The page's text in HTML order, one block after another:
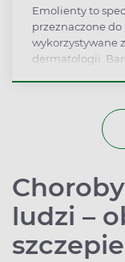
Emolienty to
przeznaczone
wykorzystywane
dermatologii.
ludzi –